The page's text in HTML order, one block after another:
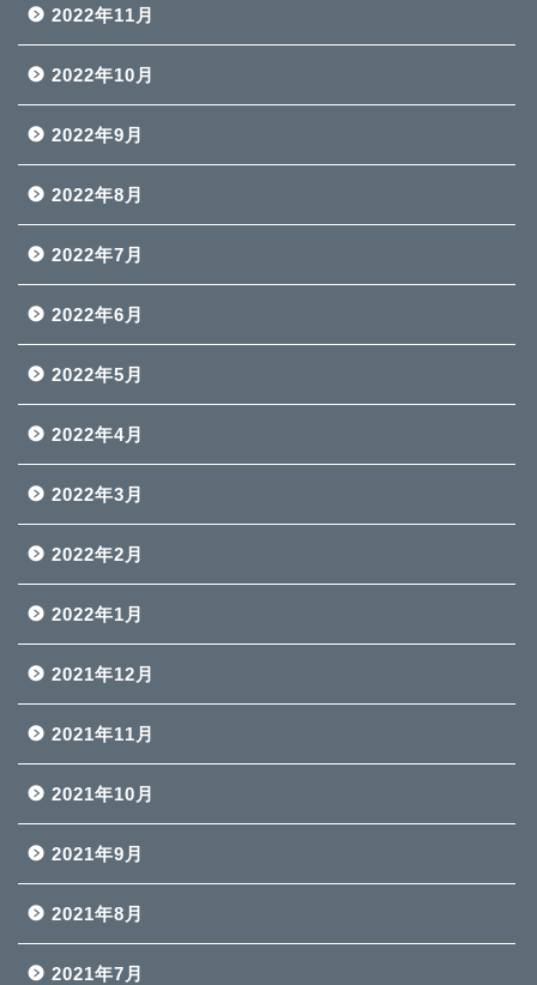
2022年11月
2022年10月
2022年9月
2022年8月
2022年7月
2022年6月
2022年5月
2022年4月
2022年3月
2022年2月
2022年1月
2021年12月
2021年11月
2021年10月
2021年9月
2021年8月
2021年7月